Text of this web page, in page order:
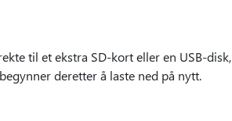
til et ekstra SD-kort eller en USB-disk,
deretter å laste ned på nytt.